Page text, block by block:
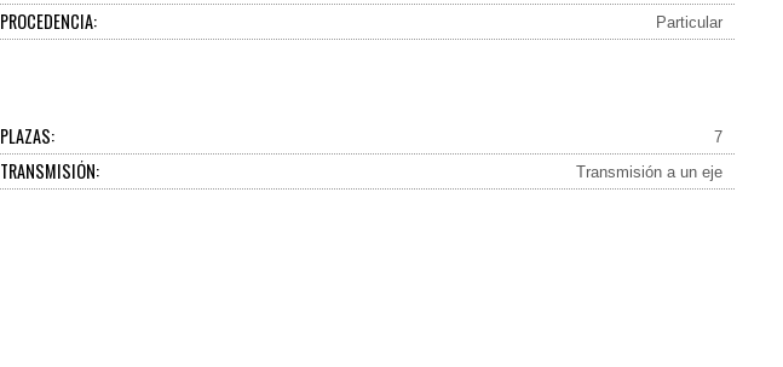
PROCEDENCIA: Particular
PLAZAS: 7
TRANSMISIÓN: Transmisión a un eje